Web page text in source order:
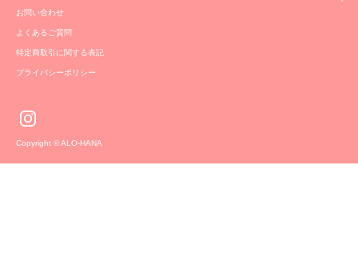
お問い合わせ
よくあるご質問
特定商取引に関する表記
プライバシーポリシー
Copyright © ALO-HANA